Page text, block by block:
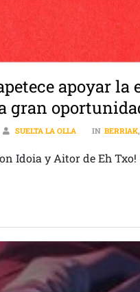
apoyar
gran
SUELTA LA OLLA IN BERRIAK,
Idoia y Aitor de Eh Txo!